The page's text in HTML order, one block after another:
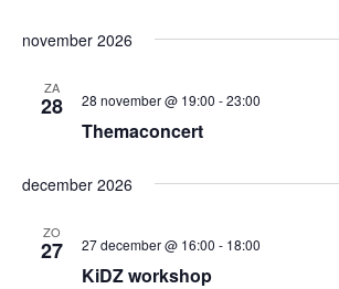
november 2026
ZA
28
Themaconcert
28 november @ 19:00 -23:00
december 2026
ZO
27
KiDZ workshop
27 december @ 16:00 - 18:00